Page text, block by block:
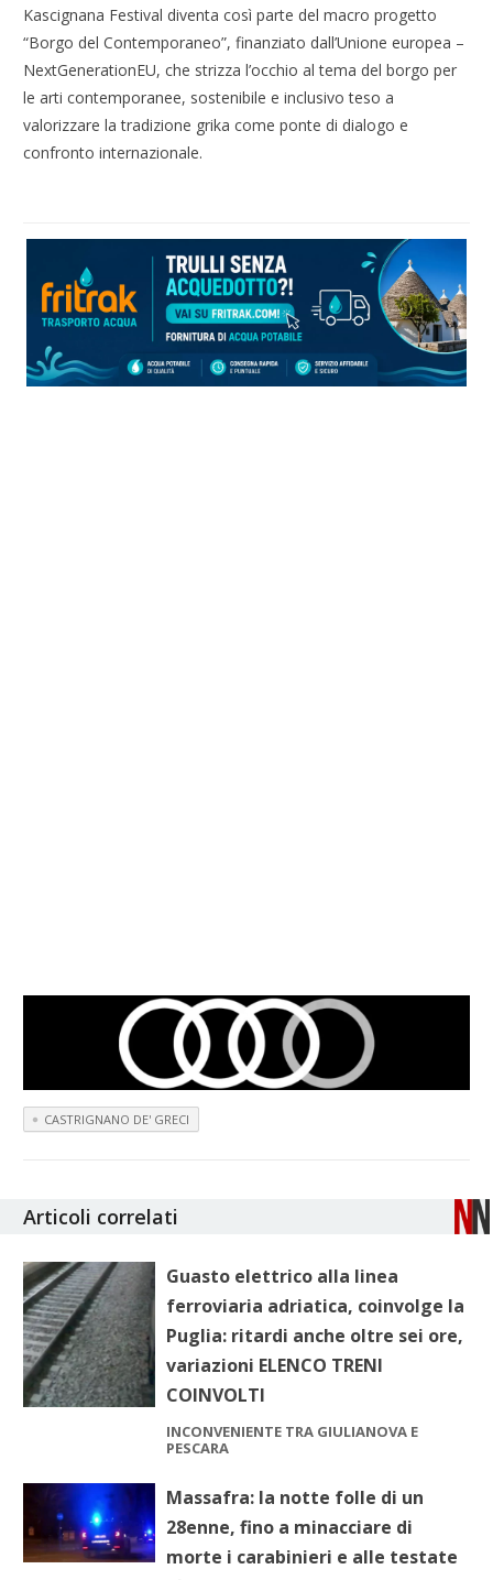
Kascignana Festival diventa così parte del macro progetto
“Borgo del Contemporaneo”, finanziato dall’Unione europea –
NextGenerationEU, che strizza l’occhio al tema del borgo per
le arti contemporanee, sostenibile e inclusivo teso a
valorizzare la tradizione grika come ponte di dialogo e
confronto internazionale.
CASTRIGNANO DE' GRECI
Articoli correlati
Guasto elettrico alla linea
ferroviaria adriatica, coinvolge la
Puglia: ritardi anche oltre sei ore,
variazioni ELENCO TRENI
COINVOLTI
INCONVENIENTE TRA GIULIANOVA E
PESCARA
Massafra: la notte folle di un
28enne, fino a minacciare di
morte i carabinieri e alle testate